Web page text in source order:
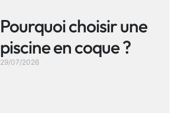
Pourquoi choisir une
piscine en coque ?
29/07/2026